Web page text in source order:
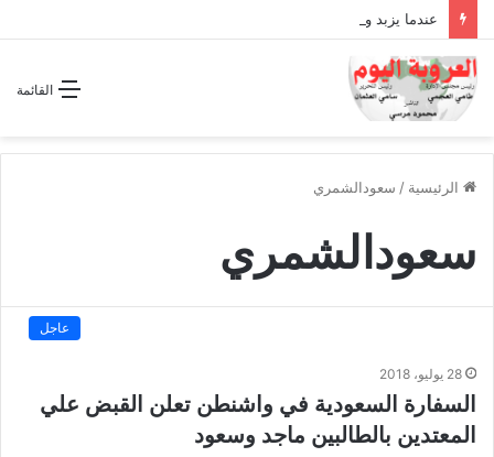
عندما يزبد ويرعد الفرس المجوس !!
القائمة
الرئيسية / سعودالشمري
سعودالشمري
عاجل
28 يوليو، 2018
السفارة السعودية في واشنطن تعلن القبض علي
المعتدين بالطالبين ماجد وسعود